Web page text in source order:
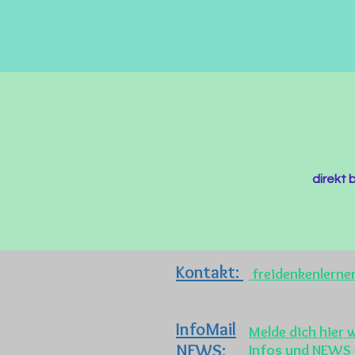
direkt
Kontakt:
InfoMail
NEWS:
Melde dich hier
Infos und